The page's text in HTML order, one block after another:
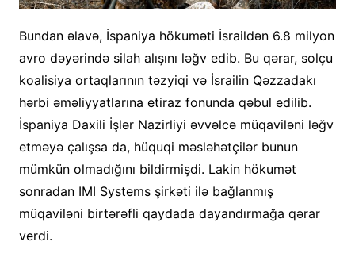
Bundan əlavə, İspaniya hökuməti İsraildən 6.8 milyon
avro dəyərində silah alışını ləğv edib. Bu qərar, solçu
koalisiya ortaqlarının təzyiqi və İsrailin Qəzzadakı
hərbi əməliyyatlarına etiraz fonunda qəbul edilib.
İspaniya Daxili İşlər Nazirliyi əvvəlcə müqaviləni ləğv
etməyə çalışsa da, hüquqi məsləhətçilər bunun
mümkün olmadığını bildirmişdi. Lakin hökumət
sonradan IMI Systems şirkəti ilə bağlanmış
müqaviləni birtərəfli qaydada dayandırmağa qərar
verdi.